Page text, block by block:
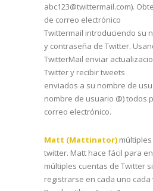
abc123@twittermail.com).
de correo electrónico
Twittermail introduciendo su
y contraseña de Twitter.
TwitterMail enviar
Twitter y recibir tweets
enviados a su nombre de
nombre de usuario @) todos
correo electrónico.
Matt (Mattinator)
twitter. Matt hace fácil para
múltiples cuentas de Twitter
registrarse en cada uno cada